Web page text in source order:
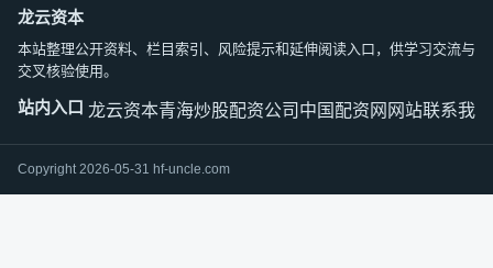
龙云资本
本站整理公开资料、栏目索引、风险提示和延伸阅读入口，供学习交流与
交叉核验使用。
站内入口 龙云资本青海炒股配资公司 中国配资网网站联系我们
Copyright 2026-05-31 hf-uncle.com